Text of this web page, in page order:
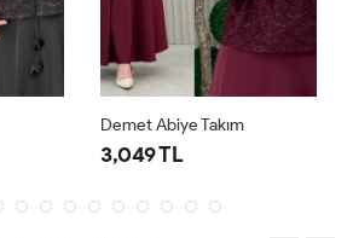
Demet Abiye Takım
3,049 TL